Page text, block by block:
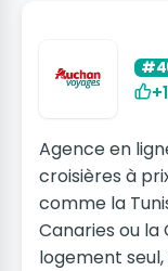
+1
Agence en
croisières à
comme la
Canaries ou
logement